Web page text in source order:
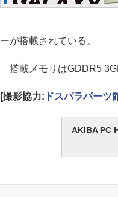
ーが搭載されている。
搭載メモリはGDDR5
[撮影協力: ドスパラパーツ
AKIBA PC